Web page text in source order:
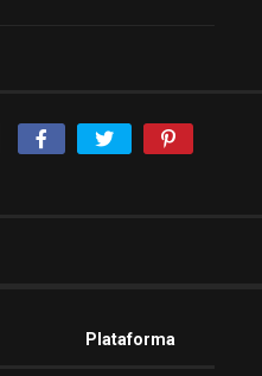
Plataforma